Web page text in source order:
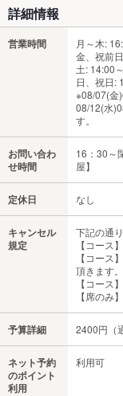
詳細情報
営業時間
月～木:
金、祝前
土: 14:00
日、祝日:
※08/07(金
08/12(水
す。
お問い合わ
せ時間
16：30～
屋】
定休日 なし
キャンセル
規定
下記の通
【コース
【コース
頂きます。
【コース
【席のみ
予算詳細 2400円（
ネット予約
のポイント
利用
利用可